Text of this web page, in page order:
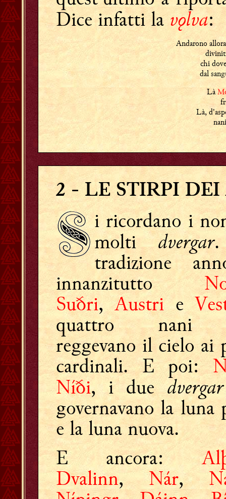
Dice infatti lavǫlva:
Andarono
chi
dal
Là
Là,
2- LE STIRPI DEI
i ricordano i
moltidvergar
tradizione
innanzitutto
Suðri,Austrie
quattro nani
reggevano il cielo ai
cardinali. E poi:
Níði, i duedvergar
governavano la luna
e la luna nuova.
E ancora:
Dvalinn,Nár,